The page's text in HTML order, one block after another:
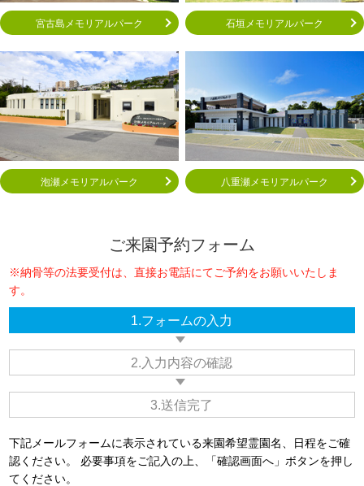
宮古島メモリアルパーク 石垣メモリアルパーク
泡瀬メモリアルパーク 八重瀬メモリアルパーク
ご来園予約フォーム
※納骨等の法要受付は、直接お電話にてご予約をお願いいたしま
す。
1.フォームの入力
2.入力内容の確認
3.送信完了
下記メールフォームに表示されている来園希望霊園名、日程をご確
認ください。 必要事項をご記入の上、「確認画面へ」ボタンを押し
てください。